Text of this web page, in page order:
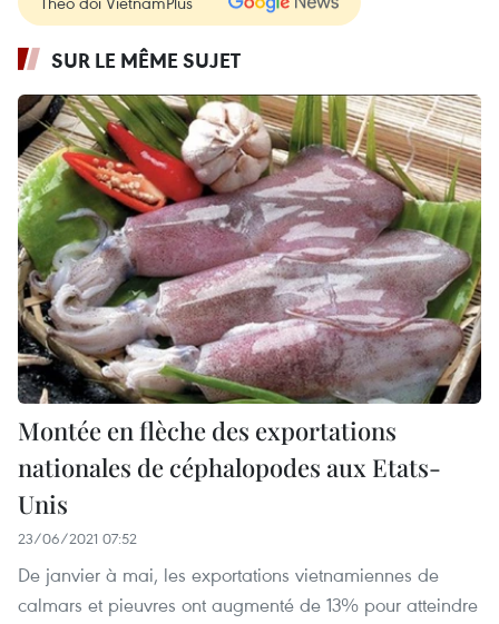
SUR LE MÊME SUJET
Montée en flèche des exportations
nationales de céphalopodes aux Etats-
Unis
23/06/2021 07:52
De janvier à mai, les exportations vietnamiennes de
calmars et pieuvres ont augmenté de 13% pour atteindre